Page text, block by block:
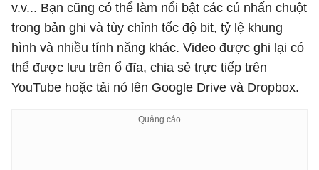
v.v... Bạn cũng có thể làm nổi bật các cú nhấn chuột
trong bản ghi và tùy chỉnh tốc độ bit, tỷ lệ khung
hình và nhiều tính năng khác. Video được ghi lại có
thể được lưu trên ổ đĩa, chia sẻ trực tiếp trên
YouTube hoặc tải nó lên Google Drive và Dropbox.